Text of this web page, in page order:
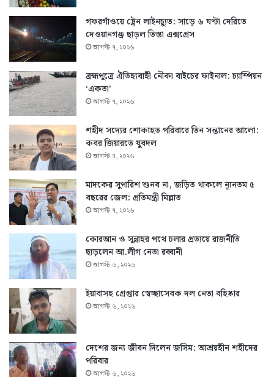
গফরগাঁওয়ে ট্রেন লাইনচ্যুত: সাড়ে ৬ ঘণ্টা দেরিতে
দেওয়ানগঞ্জ ছাড়ল তিস্তা এক্সপ্রেস
আগস্ট ৭, ২০২৬
ব্রহ্মপুত্রে ঐতিহ্যবাহী নৌকা বাইচের ফাইনাল: চ্যাম্পিয়ন
‘একতা’
আগস্ট ৭, ২০২৬
শহীদ সদ্যের শোকাহত পরিবারে তিন সন্তানের আলো:
কবর জিয়ারতে যুবদল
আগস্ট ৭, ২০২৬
মাদকের সুপারিশ শুনব না, জড়িত থাকলে ন্যূনতম ৫
বছরের জেল: প্রতিমন্ত্রী মিল্লাত
আগস্ট ৭, ২০২৬
কোরআন ও সুন্নাহর পথে চলার প্রত্যয়ে রাজনীতি
ছাড়লেন আ.লীগ নেতা রব্বানী
আগস্ট ৬, ২০২৬
ইয়াবাসহ গ্রেপ্তার স্বেচ্ছাসেবক দল নেতা বহিষ্কার
আগস্ট ৬, ২০২৬
দেশের জন্য জীবন দিলেন জসিম: আশ্রয়হীন শহীদের
পরিবার
আগস্ট ৬, ২০২৬